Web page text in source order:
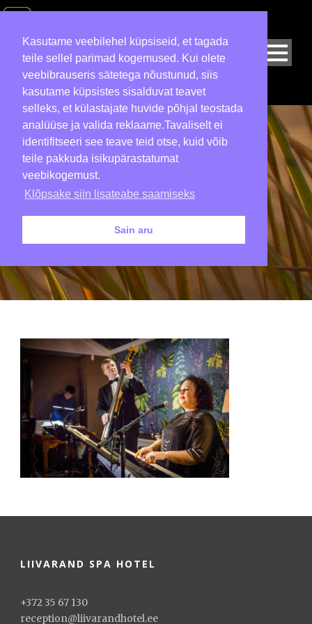
LIIVARAND SPA HOTEL
+372 35 67 130
reception@liivarandhotel.ee
Kasutame veebilehel küpsiseid, et tagada
teile sellel parimad kogemused. Kui olete
veebibrauseris sätetega nõustunud, siis
kasutame küpsistes sisalduvat teavet
selleks, et külastajate huvide põhjal teostada
analüüse ja valida reklaame.Tavaliselt ei
identifitseeri see teave teid otse, kuid võib
teile pakkuda isikupärastatumat
veebikogemust.
Klõpsake siin lisateabe saamiseks
Sain aru